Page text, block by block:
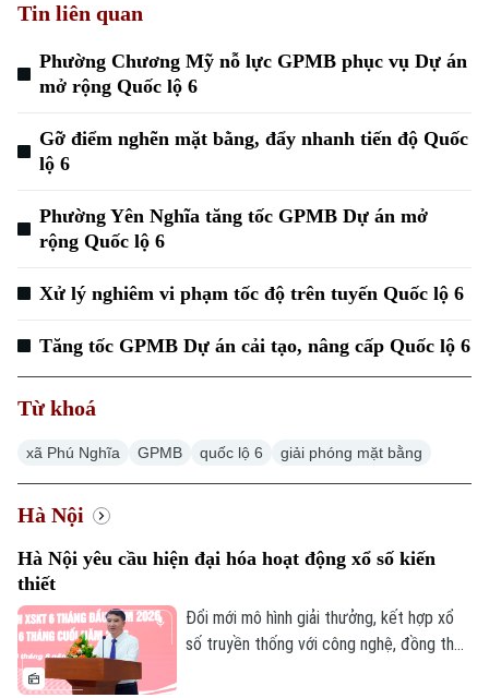
Xu hướng
Tin liên quan
Phường Chương Mỹ nỗ lực GPMB phục vụ Dự án
mở rộng Quốc lộ 6
Gỡ điểm nghẽn mặt bằng, đẩy nhanh tiến độ Quốc
lộ 6
Phường Yên Nghĩa tăng tốc GPMB Dự án mở
rộng Quốc lộ 6
Xử lý nghiêm vi phạm tốc độ trên tuyến Quốc lộ 6
Tăng tốc GPMB Dự án cải tạo, nâng cấp Quốc lộ 6
Từ khoá
xã Phú Nghĩa GPMB quốc lộ 6 giải phóng mặt bằng
Hà Nội
Hà Nội yêu cầu hiện đại hóa hoạt động xổ số kiến
thiết
Đổi mới mô hình giải thưởng, kết hợp xổ
số truyền thống với công nghệ, đồng thời